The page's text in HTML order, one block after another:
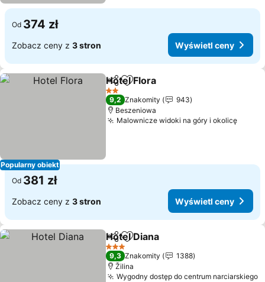
Od 374 zł
Zobacz ceny z 3 stron Wyświetl ceny
Popularny obiekt
Udostępnij
Dodaj do ulubionych
Hotel Flora
2 Kategoria
9,2 Znakomity
943
Beszeniowa
Malownicze widoki na góry i okolicę
Od 381 zł
Zobacz ceny z 3 stron Wyświetl ceny
Udostępnij
Dodaj do ulubionych
Hotel Diana
3 Kategoria
9,3 Znakomity
1388
Žilina
Wygodny dostęp do centrum narciarskiego